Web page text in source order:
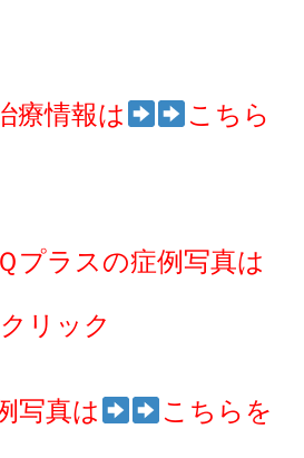
療情報は こちら
プラスの症例写真は
リック
写真は こちらを